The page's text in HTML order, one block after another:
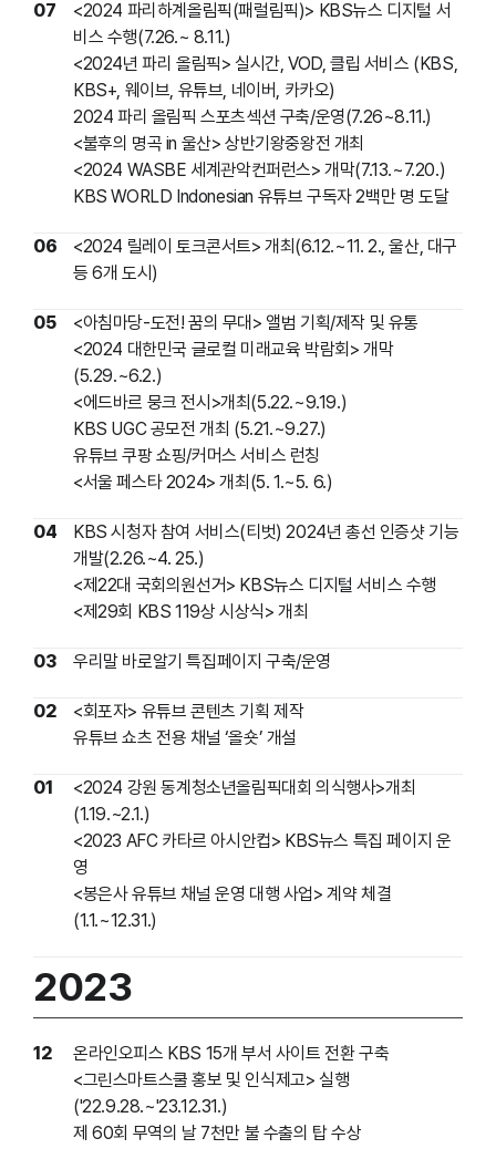
07
<2024 파리하계올림픽(패럴림픽)> KBS뉴스 디지털 서
비스 수행(7.26.~ 8.11.)
<2024년 파리 올림픽> 실시간, VOD, 클립 서비스 (KBS,
KBS+, 웨이브, 유튜브, 네이버, 카카오)
2024 파리 올림픽 스포츠섹션 구축/운영(7.26~8.11.)
<불후의 명곡 in 울산> 상반기왕중왕전 개최
<2024 WASBE 세계관악컨퍼런스> 개막(7.13.~7.20.)
KBS WORLD Indonesian 유튜브 구독자 2백만 명 도달
06
<2024 릴레이 토크콘서트> 개최(6.12.~11. 2., 울산, 대구
등 6개 도시)
05
<아침마당-도전! 꿈의 무대> 앨범 기획/제작 및 유통
<2024 대한민국 글로컬 미래교육 박람회> 개막
(5.29.~6.2.)
<에드바르 뭉크 전시>개최(5.22.~9.19.)
KBS UGC 공모전 개최 (5.21.~9.27.)
유튜브 쿠팡 쇼핑/커머스 서비스 런칭
<서울 페스타 2024> 개최(5. 1.~5. 6.)
04
KBS 시청자 참여 서비스(티벗) 2024년 총선 인증샷 기능
개발(2.26.~4. 25.)
<제22대 국회의원선거> KBS뉴스 디지털 서비스 수행
<제29회 KBS 119상 시상식> 개최
03 우리말 바로알기 특집페이지 구축/운영
02
<회포자> 유튜브 콘텐츠 기획 제작
유튜브 쇼츠 전용 채널 ‘올숏’ 개설
01
<2024 강원 동계청소년올림픽대회 의식행사>개최
(1.19.~2.1.)
<2023 AFC 카타르 아시안컵> KBS뉴스 특집 페이지 운
영
<봉은사 유튜브 채널 운영 대행 사업> 계약 체결
(1.1.~12.31.)
2023
12
온라인오피스 KBS 15개 부서 사이트 전환 구축
<그린스마트스쿨 홍보 및 인식제고> 실행
('22.9.28.~'23.12.31.)
제 60회 무역의 날 7천만 불 수출의 탑 수상